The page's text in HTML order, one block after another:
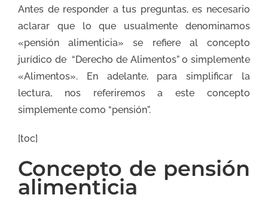
Antes de responder a tus preguntas, es necesario
aclarar que lo que usualmente denominamos
«pensión alimenticia» se refiere al concepto
jurídico de “Derecho de Alimentos” o simplemente
«Alimentos». En adelante, para simplificar la
lectura, nos referiremos a este concepto
simplemente como “pensión”.
[toc]
Concepto de pensión
alimenticia